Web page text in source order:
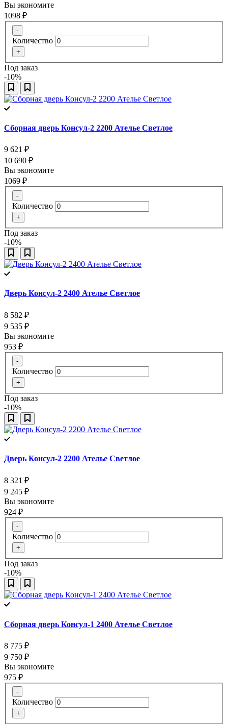
Вы экономите
1098 ₽
-
Количество
+
Под заказ
-10%
Сборная дверь Консул-2 2200 Ателье Светлое
9 621 ₽
10 690 ₽
Вы экономите
1069 ₽
-
Количество
+
Под заказ
-10%
Дверь Консул-2 2400 Ателье Светлое
8 582 ₽
9 535 ₽
Вы экономите
953 ₽
-
Количество
+
Под заказ
-10%
Дверь Консул-2 2200 Ателье Светлое
8 321 ₽
9 245 ₽
Вы экономите
924 ₽
-
Количество
+
Под заказ
-10%
Сборная дверь Консул-1 2400 Ателье Светлое
8 775 ₽
9 750 ₽
Вы экономите
975 ₽
-
Количество
+